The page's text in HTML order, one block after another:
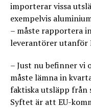
importerar vissa
exempelvis
– måste rapportera
leverantörer utanför
– Just nu befinner vi
måste lämna in
faktiska utsläpp från
Syftet är att EU-